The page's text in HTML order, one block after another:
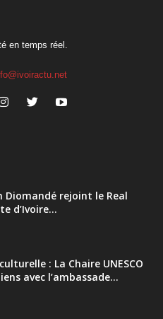
en temps réel.
Diomandé rejoint le Real
d’Ivoire...
: La Chaire UNESCO
avec l’ambassade...